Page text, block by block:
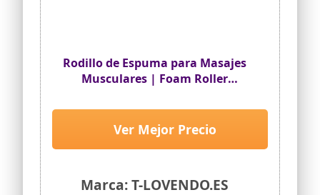
Rodillo de Espuma para Masajes
Musculares | Foam Roller
y Yoga | Liberación Miofascial y
Estiramiento |Ideal Post
Entrenamiento | Alta Densidad
Marca: T-LOVENDO.ES
Ver Mejor Precio